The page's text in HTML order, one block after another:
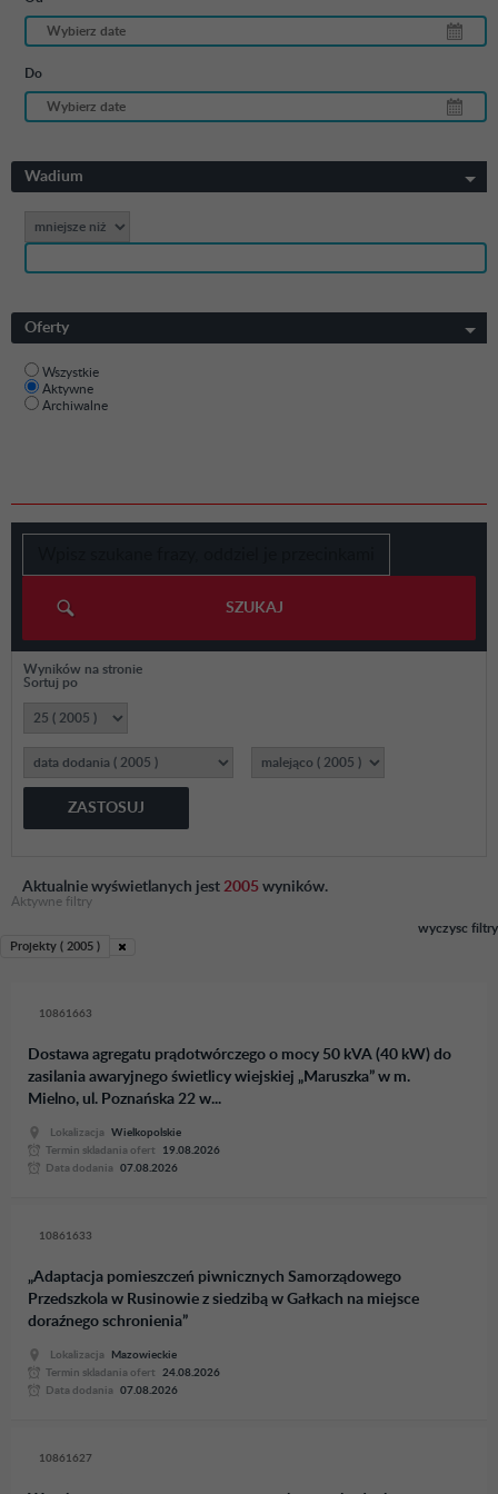
Do
Wadium
Oferty
Wszystkie
Aktywne
Archiwalne
SZUKAJ
Wyników na stronie
Sortuj po
ZASTOSUJ
Aktualnie wyświetlanych jest 2005 wyników.
Aktywne filtry
wyczysc filtry
Projekty ( 2005 )
10861663
Dostawa agregatu prądotwórczego o mocy 50 kVA (40 kW) do
zasilania awaryjnego świetlicy wiejskiej „Maruszka” w m.
Mielno, ul. Poznańska 22 w...
Lokalizacja
Wielkopolskie
Termin skladania ofert
19.08.2026
Data dodania
07.08.2026
10861633
„Adaptacja pomieszczeń piwnicznych Samorządowego
Przedszkola w Rusinowie z siedzibą w Gałkach na miejsce
doraźnego schronienia”
Lokalizacja
Mazowieckie
Termin skladania ofert
24.08.2026
Data dodania
07.08.2026
10861627